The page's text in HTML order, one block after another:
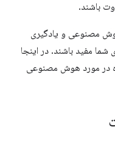
باشند.
مصنوعی و یادگیری
مفید باشند. در اینجا
در مورد هوش مصنوعی